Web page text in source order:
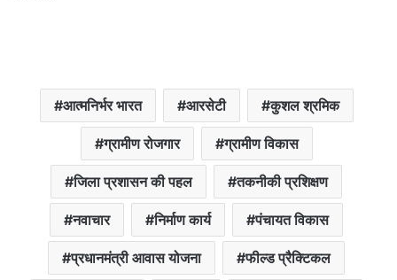
आत्मनिर्भर भारत आरसेटी कुशल श्रमिक
ग्रामीण रोजगार ग्रामीण विकास
जिला प्रशासन की पहल तकनीकी प्रशिक्षण
नवाचार निर्माण कार्य पंचायत विकास
प्रधानमंत्री आवास योजना फील्ड प्रैक्टिकल